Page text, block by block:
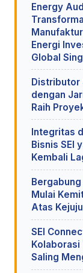
Energy
Energi
Global
Distributor
dengan
Raih
Integritas
Bisnis SEI
Kembali
Mulai
Atas
SEI
Saling